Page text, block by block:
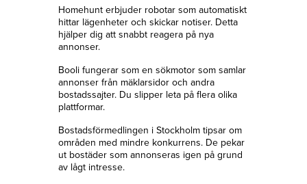
Homehunt erbjuder robotar som automatiskt
hittar lägenheter och skickar notiser. Detta
hjälper dig att snabbt reagera på nya
annonser.
Booli fungerar som en sökmotor som samlar
annonser från mäklarsidor och andra
bostadssajter. Du slipper leta på flera olika
plattformar.
Bostadsförmedlingen i Stockholm tipsar om
områden med mindre konkurrens. De pekar
ut bostäder som annonseras igen på grund
av lågt intresse.